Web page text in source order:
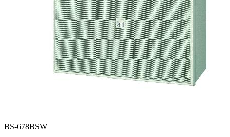
BS-678BSW